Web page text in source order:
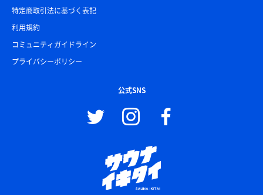
特定商取引法に基づく表記
利用規約
コミュニティガイドライン
プライバシーポリシー
公式SNS